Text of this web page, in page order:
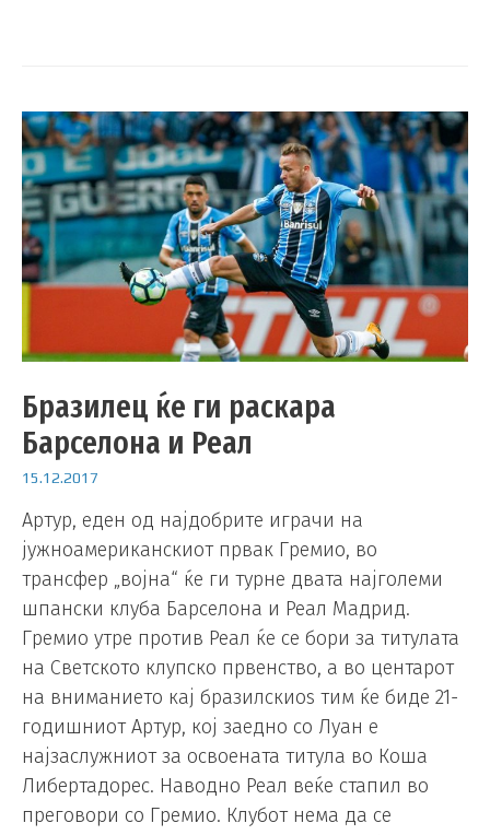
Бразилец ќе ги раскара
Барселона и Реал
15.12.2017
Артур, еден од најдобрите играчи на
јужноамериканскиот првак Гремио, во
трансфер „војна“ ќе ги турне двата најголеми
шпански клуба Барселона и Реал Мадрид.
Гремио утре против Реал ќе се бори за титулата
на Светското клупско првенство, а во центарот
на вниманието кај бразилскиоѕ тим ќе биде 21-
годишниот Артур, кој заедно со Луан е
најзаслужниот за освоената титула во Коша
Либертадорес. Наводно Реал веќе стапил во
преговори со Гремио. Клубот нема да се